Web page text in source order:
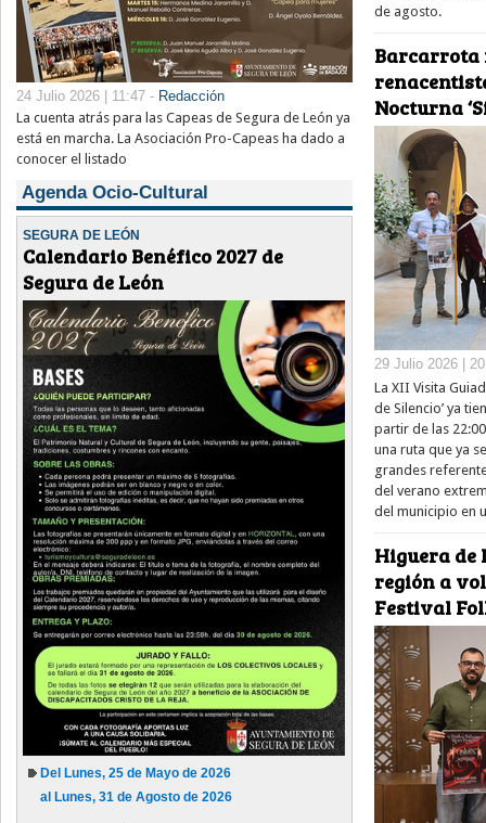
24 Julio 2026 | 11:47 - Redacción
La cuenta atrás para las Capeas de Segura de León ya
está en marcha. La Asociación Pro-Capeas ha dado a
conocer el listado
Agenda Ocio-Cultural
SEGURA DE LEÓN
Calendario Benéfico 2027 de
Segura de León
Del Lunes, 25 de Mayo de 2026
al Lunes, 31 de Agosto de 2026
de agosto.
Barcarrota
Nocturna
29 Julio 2026 |
La XII Visita
de Silencio’ ya
partir de las
una ruta que ya
grandes
del verano
del municipio en
Higuera de
región a
Festival